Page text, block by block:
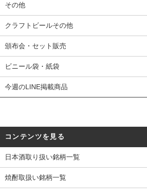
その他
クラフトビールその他
頒布会・セット販売
ビニール袋・紙袋
今週のLINE掲載商品
コンテンツを見る
日本酒取り扱い銘柄一覧
焼酎取扱い銘柄一覧